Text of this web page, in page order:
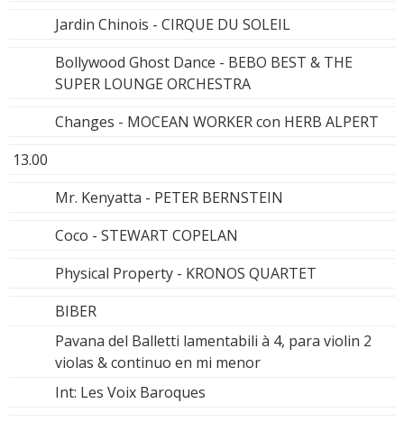
Jardin Chinois - CIRQUE DU SOLEIL
Bollywood Ghost Dance - BEBO BEST & THE
SUPER LOUNGE ORCHESTRA
Changes - MOCEAN WORKER con HERB ALPERT
13.00
Mr. Kenyatta - PETER BERNSTEIN
Coco - STEWART COPELAN
Physical Property - KRONOS QUARTET
BIBER
Pavana del Balletti lamentabili à 4, para violin 2
violas & continuo en mi menor
Int: Les Voix Baroques